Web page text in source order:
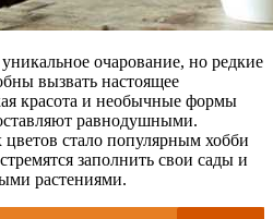
очарование, но редкие
вызвать настоящее
красота и необычные формы
равнодушными.
стало популярным хобби
заполнить свои сады и
растениями.